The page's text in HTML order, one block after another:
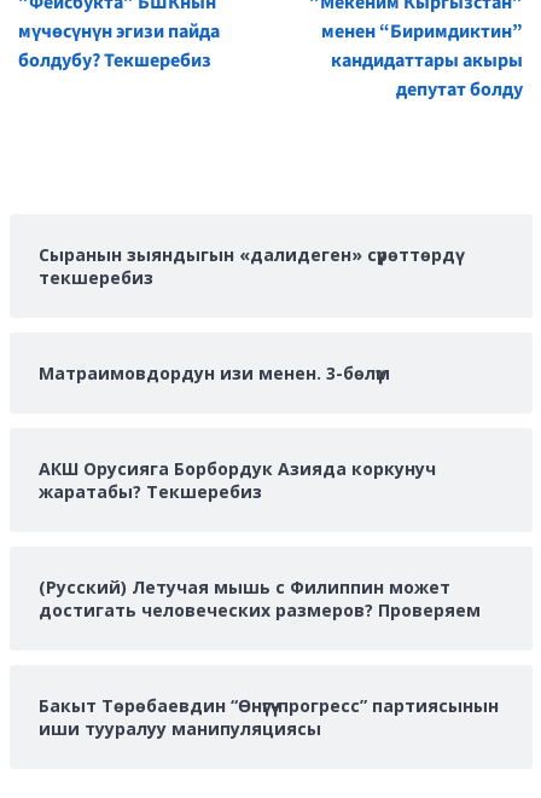
Reading
мүчөсүнүн эгизи пайда
болдубу? Текшеребиз
менен “Биримдиктин”
кандидаттары акыры
депутат болду
Сыранын зыяндыгын «далидеген» сүрөттөрдү
текшеребиз
Матраимовдордун изи менен. 3-бөлүм
АКШ Орусияга Борбордук Азияда коркунуч
жаратабы? Текшеребиз
(Русский) Летучая мышь с Филиппин может
достигать человеческих размеров? Проверяем
Бакыт Төрөбаевдин “Өнүгүү-прогресс” партиясынын
иши тууралуу манипуляциясы